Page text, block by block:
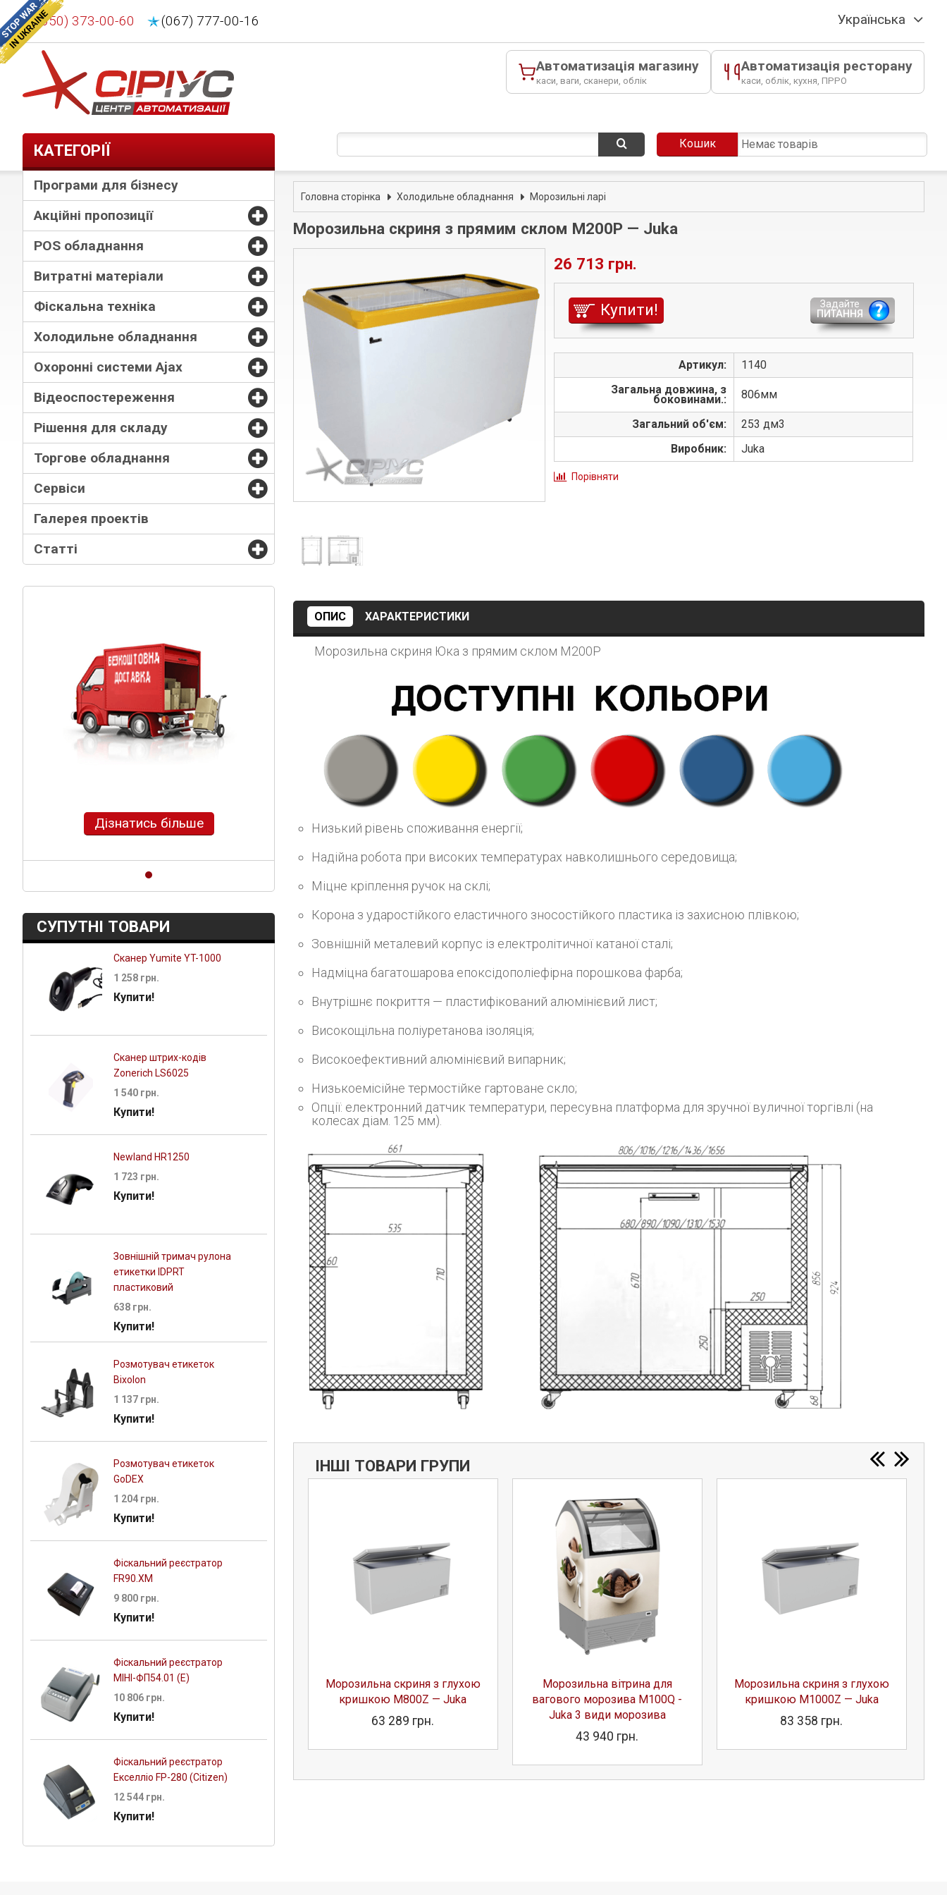
(050) 373-00-60 (067) 777-00-16 Українська
Автоматизація магазину
каси, ваги, сканери, облік
Автоматизація ресторану
каси, облік, кухня, ПРРО
Кошик Немає товарів
КАТЕГОРІЇ
Програми для бізнесу
Акційні пропозиції
POS обладнання
Витратні матеріали
Фіскальна техніка
Холодильне обладнання
Охоронні системи Ajax
Відеоспостереження
Рішення для складу
Торгове обладнання
Сервіси
Галерея проектів
Статті
Дізнатись більше Дізнатись більше
СУПУТНІ ТОВАРИ
Сканер Yumite YT-1000
1 258 грн.
Купити!
Сканер штрих-кодів
Zonerich LS6025
1 540 грн.
Купити!
Newland HR1250
1 723 грн.
Купити!
Зовнішній тримач рулона
етикетки IDPRT
пластиковий
638 грн.
Купити!
Розмотувач етикеток
Bixolon
1 137 грн.
Купити!
Розмотувач етикеток
GoDEX
1 204 грн.
Купити!
Фіскальний реєстратор
FR90.XM
9 800 грн.
Купити!
Фіскальний реєстратор
МІНІ-ФП54.01 (E)
10 806 грн.
Купити!
Фіскальний реєстратор
Екселліо FP-280 (Citizen)
12 544 грн.
Купити!
Головна сторінка Холодильне обладнання Морозильні ларі
Морозильна скриня з прямим склом M200P — Juka
26 713 грн.
Купити!
Задайте
ПИТАННЯ
Артикул:
1140
Загальна довжина, з
боковинами.: 806мм
Загальний об'єм:
253 дм3
Виробник:
Juka
Порівняти
ОПИС ХАРАКТЕРИСТИКИ
Морозильна скриня Юка з прямим склом M200P
Низький рівень споживання енергії;
Надійна робота при високих температурах навколишнього середовища;
Міцне кріплення ручок на склі;
Корона з ударостійкого еластичного зносостійкого пластика із захисною плівкою;
Зовнішній металевий корпус із електролітичної катаної сталі;
Надміцна багатошарова епоксідополіефірна порошкова фарба;
Внутрішнє покриття — пластифікований алюмінієвий лист;
Високощільна поліуретанова ізоляція;
Високоефективний алюмінієвий випарник;
Низькоемісійне термостійке гартоване скло;
Опції: електронний датчик температури, пересувна платформа для зручної вуличної торгівлі (на
колесах діам. 125 мм).
ІНШІ ТОВАРИ ГРУПИ
з гнутим
— Juka
Морозильна скриня з гнутим
склом M400S — Juka
Морозильна скриня з глухою
кришкою M800Z — Juka
63 289 грн.
Морозильна вітрина для
вагового морозива M100Q -
Juka 3 види морозива
43 940 грн.
Морозильна скриня з глухою
кришкою M1000Z — Juka
83 358 грн.